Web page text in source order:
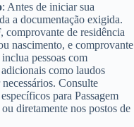
: Antes de iniciar sua
a documentação exigida.
de residência
nascimento, e comprovante
pessoas com
como laudos
Consulte
para Passagem
diretamente nos postos de